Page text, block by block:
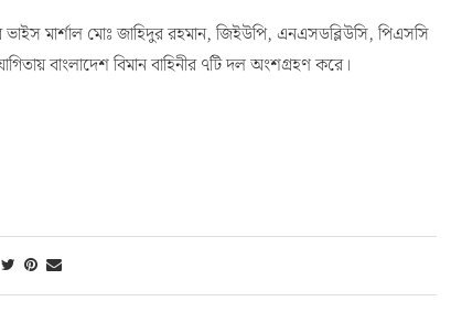
মার্শাল মোঃ জাহিদুর রহমান, জিইউপি, এনএসডব্লিউসি, পিএসসি
বাংলাদেশ বিমান বাহিনীর ৭টি দল অংশগ্রহণ করে।